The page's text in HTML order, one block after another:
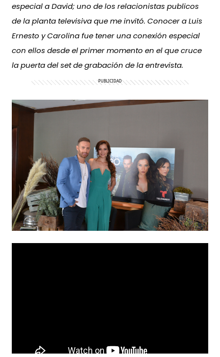
especial a David; uno de los relacionistas publicos
de la planta televisiva que me invitó. Conocer a Luis
Ernesto y Carolina fue tener una conexión especial
con ellos desde el primer momento en el que cruce
la puerta del set de grabación de la entrevista.